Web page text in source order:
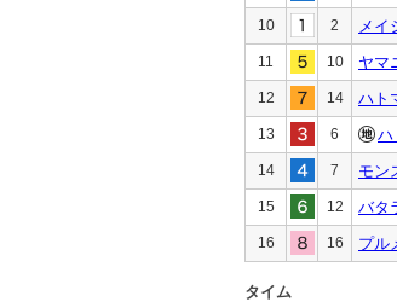
10 2 メイ
11 10 ヤマ
12 14 ハト
13 6 ハ
14 7 モン
15 12 バタ
16 16 プル
タイム